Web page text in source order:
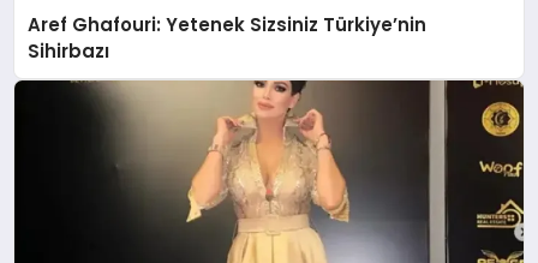
Aref Ghafouri: Yetenek Sizsiniz Türkiye’nin
Sihirbazı